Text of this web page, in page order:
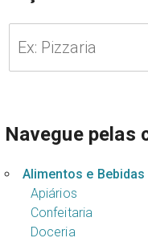
por:
Navegue pelas
Alimentos e Bebidas
Apiários
Confeitaria
Doceria